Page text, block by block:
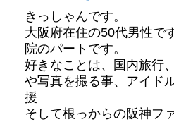
きっしゃんです。
大阪府在住の50代男性で
院のパートです。
好きなことは、国内旅行
や写真を撮る事、アイド
援
そして根っからの阪神フ